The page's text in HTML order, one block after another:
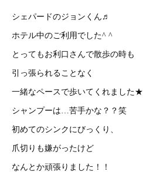
シェパードのジョンくん♬
ホテル中のご利用でした^ ^
とってもお利口さんで散歩の時も
引っ張られることなく
一緒なペースで歩いてくれました★
シャンプーは…苦手かな？？笑
初めてのシンクにびっくり、
爪切りも嫌がったけど
なんとか頑張りました！！